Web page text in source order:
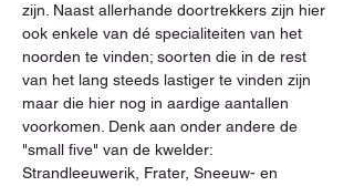
zijn. Naast allerhande doortrekkers zijn hier
ook enkele van dé specialiteiten van het
noorden te vinden; soorten die in de rest
van het lang steeds lastiger te vinden zijn
maar die hier nog in aardige aantallen
voorkomen. Denk aan onder andere de
"small five" van de kwelder:
Strandleeuwerik, Frater, Sneeuw- en